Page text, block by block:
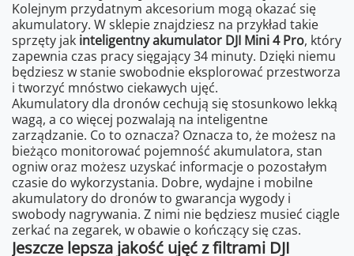
Kolejnym przydatnym akcesorium mogą okazać się
akumulatory. W sklepie znajdziesz na przykład takie
sprzęty jak inteligentny akumulator DJI Mini 4 Pro, który
zapewnia czas pracy sięgający 34 minuty. Dzięki niemu
będziesz w stanie swobodnie eksplorować przestworza
i tworzyć mnóstwo ciekawych ujęć.
Akumulatory dla dronów cechują się stosunkowo lekką
wagą, a co więcej pozwalają na inteligentne
zarządzanie. Co to oznacza? Oznacza to, że możesz na
bieżąco monitorować pojemność akumulatora, stan
ogniw oraz możesz uzyskać informacje o pozostałym
czasie do wykorzystania. Dobre, wydajne i mobilne
akumulatory do dronów to gwarancja wygody i
swobody nagrywania. Z nimi nie będziesz musieć ciągle
zerkać na zegarek, w obawie o kończący się czas.
Jeszcze lepsza jakość ujęć z filtrami DJI